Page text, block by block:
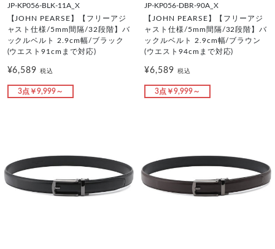
JP-KP056-BLK-11A_X
【JOHN PEARSE】【フリーアジ
ャスト仕様/5mm間隔/32段階】バ
ックルベルト 2.9cm幅/ブラック
(ウエスト91cmまで対応)
¥6,589税込
3点￥9,999～
JP-KP056-DBR-90A_X
【JOHN PEARSE】【フリーアジ
ャスト仕様/5mm間隔/32段階】バ
ックルベルト 2.9cm幅/ブラウン
(ウエスト94cmまで対応)
¥6,589 税込
3点￥9,999～